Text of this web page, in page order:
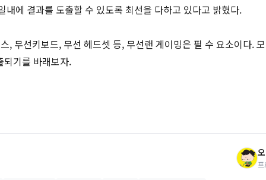
에 결과를 도출할 수 있도록 최선을 다하고 있다고 밝혔다.
, 무선키보드, 무선 헤드셋 등, 무선랜 게이밍은 필 수 요소이다.
되기를 바래보자.